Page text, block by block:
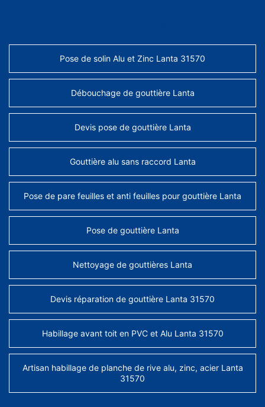
Pose de solin Alu et Zinc Lanta 31570
Débouchage de gouttière Lanta
Devis pose de gouttière Lanta
Gouttière alu sans raccord Lanta
Pose de pare feuilles et anti feuilles pour gouttière Lanta
Pose de gouttière Lanta
Nettoyage de gouttières Lanta
Devis réparation de gouttière Lanta 31570
Habillage avant toit en PVC et Alu Lanta 31570
Artisan habillage de planche de rive alu, zinc, acier Lanta
31570